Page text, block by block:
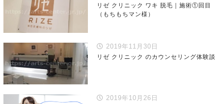
リゼ クリニック ワキ 脱毛｜施術①回目
（もちもちマン様）
2019年11月30日
リゼ クリニック のカウンセリング体験談
2019年10月26日